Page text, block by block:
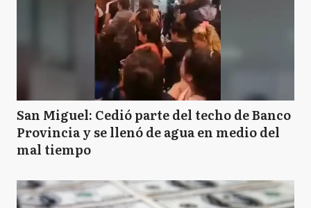
San Miguel: Cedió parte del techo de Banco
Provincia y se llenó de agua en medio del
mal tiempo